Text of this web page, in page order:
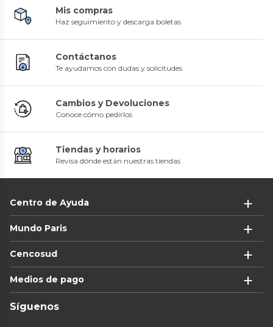
Mis compras
Haz seguimiento y descarga boletas
Contáctanos
Te ayudamos con dudas y solicitudes
Cambios y Devoluciones
Conoce cómo pedirlos
Tiendas y horarios
Revisa dónde están nuestras tiendas
Centro de Ayuda
Mundo Paris
Cencosud
Medios de pago
Síguenos